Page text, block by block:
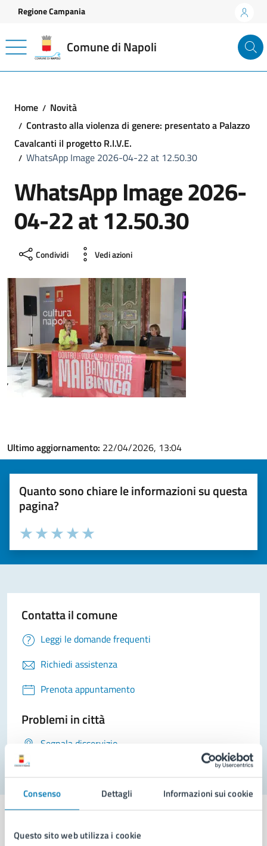
Consenso Dettagli Informazioni sui cookie
Questo sito web utilizza i cookie
Vai ai contenuti
Vai al footer
Regione Campania
Comune di Napoli
Home
Novità
Contrasto alla violenza di genere: presentato a Palazzo
Cavalcanti il progetto R.I.V.E.
WhatsApp Image 2026-04-22 at 12.50.30
WhatsApp Image 2026-
04-22 at 12.50.30
Condividi Vedi azioni
Ultimo aggiornamento: 22/04/2026, 13:04
Quanto sono chiare le informazioni su questa
pagina?
Valuta la chiarezza delle informazioni (da 1 a 5 stelle)
Seleziona il numero di stelle per valutare la chiarezza delle
Valuta 5 stelle su 5
Valuta 4 stelle su 5
Valuta 3 stelle su 5
Valuta 2 stelle su 5
Valuta 1 stelle su 5
Contatta il comune
Leggi le domande frequenti
Richiedi assistenza
Prenota appuntamento
Problemi in città
Segnala disservizio